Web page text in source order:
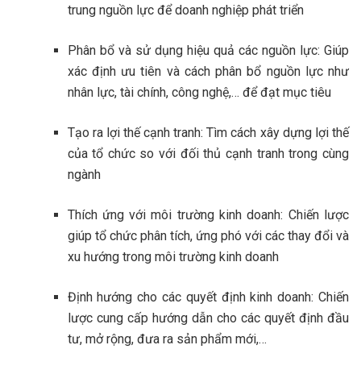
trung nguồn lực để doanh nghiệp phát triển
Phân bổ và sử dụng hiệu quả các nguồn lực: Giúp
xác định ưu tiên và cách phân bổ nguồn lực như
nhân lực, tài chính, công nghệ,… để đạt mục tiêu
Tạo ra lợi thế cạnh tranh: Tìm cách xây dựng lợi thế
của tổ chức so với đối thủ cạnh tranh trong cùng
ngành
Thích ứng với môi trường kinh doanh: Chiến lược
giúp tổ chức phân tích, ứng phó với các thay đổi và
xu hướng trong môi trường kinh doanh
Định hướng cho các quyết định kinh doanh: Chiến
lược cung cấp hướng dẫn cho các quyết định đầu
tư, mở rộng, đưa ra sản phẩm mới,…